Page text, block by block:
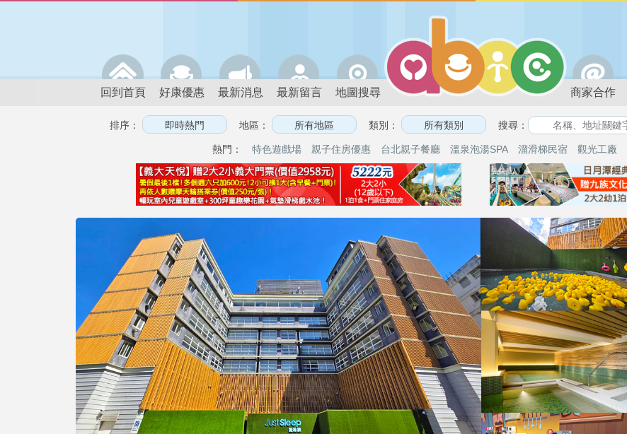
回到首頁 好康優惠 最新消息 最新留言 地圖搜尋 商家合作
排序： 地區： 類別： 搜尋：
熱門： 特色遊戲場 親子住房優惠 台北親子餐廳 溫泉泡湯SPA 溜滑梯民宿 觀光工廠